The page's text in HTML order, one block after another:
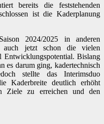
bereits die feststehenden
ist die Kaderplanung
2024/2025 in anderen
auch jetzt schon die vielen
Entwicklungspotential. Bislang
es darum ging, kadertechnisch
stellte das Interimsduo
Kaderbreite deutlich erhöht
Ziele zu erreichen und den